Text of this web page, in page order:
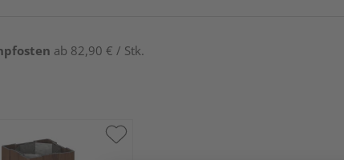
ab 82,90 € / Stk.